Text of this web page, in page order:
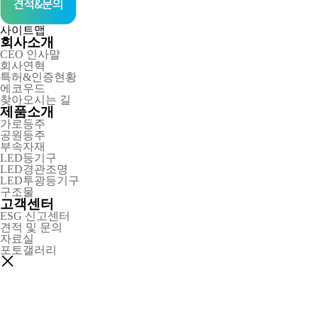
사이트맵
회사소개
CEO 인사말
회사연혁
특허&인증현황
에코우드
찾아오시는 길
제품소개
가로등주
공원등주
부속자재
LED등기구
LED경관조명
LED투광등기구
구조물
고객센터
ESG 신고센터
견적 및 문의
자료실
포토갤러리